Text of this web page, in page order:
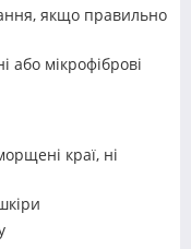
якщо правильно
або мікрофіброві
краї, ні